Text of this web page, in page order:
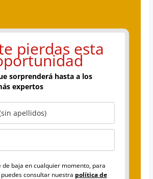
pierdas esta
sorprenderá hasta a los
expertos
de baja en cualquier momento, para
consultar nuestra política de